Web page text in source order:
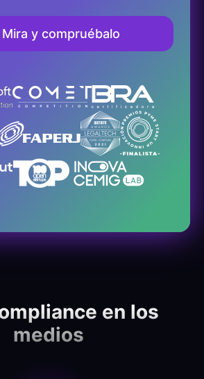
Mira y compruébalo
en los
medios